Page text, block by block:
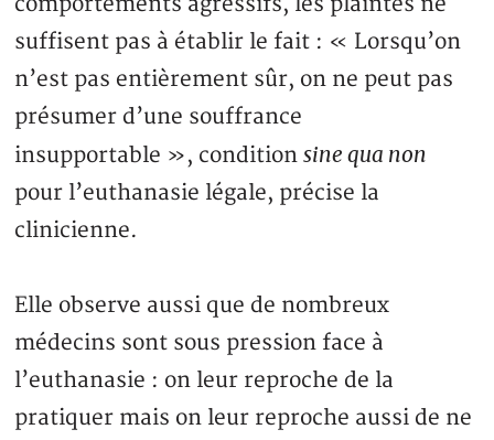
suffisent pas à établir le fait : « Lorsqu’on
n’est pas entièrement sûr, on ne peut pas
présumer d’une souffrance
insupportable », conditionsine qua non
pour l’euthanasie légale, précise la
clinicienne.
Elle observe aussi que de nombreux
médecins sont sous pression face à
l’euthanasie : on leur reproche de la
pratiquer mais on leur reproche aussi de ne